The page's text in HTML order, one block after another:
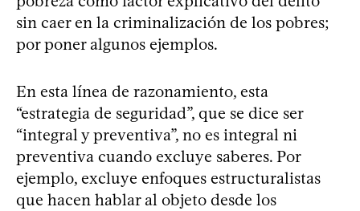
sin caer en la criminalización de los pobres;
por poner algunos ejemplos.
En esta línea de razonamiento, esta
“estrategia de seguridad”, que se dice ser
“integral y preventiva”, no es integral ni
preventiva cuando excluye saberes. Por
ejemplo, excluye enfoques estructuralistas
que hacen hablar al objeto desde los